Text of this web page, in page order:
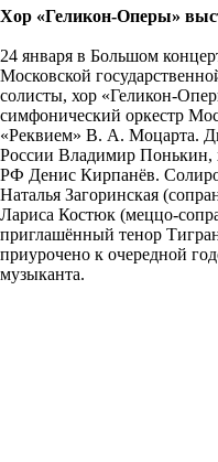
Хор «Геликон-Оперы»
24 января в Большом
Московской
солисты, хор «Геликон-
симфонический оркестр
«Реквием» В. А. Моцарта.
России Владимир Понькин,
РФ Денис Кирпанёв.
Наталья Загоринская
Лариса Костюк (меццо-
приглашённый тенор
приурочено к очередной
музыканта.